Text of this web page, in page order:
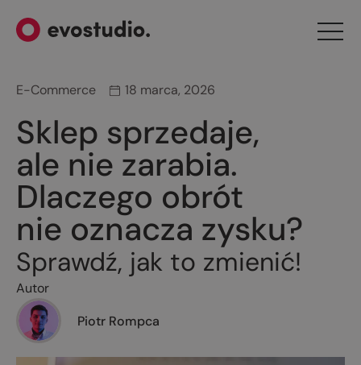
E-Commerce 18 marca, 2026
Sklep sprzedaje,
ale nie zarabia.
Dlaczego obrót
nie oznacza zysku?
Sprawdź, jak to zmienić!
Autor
Piotr Rompca